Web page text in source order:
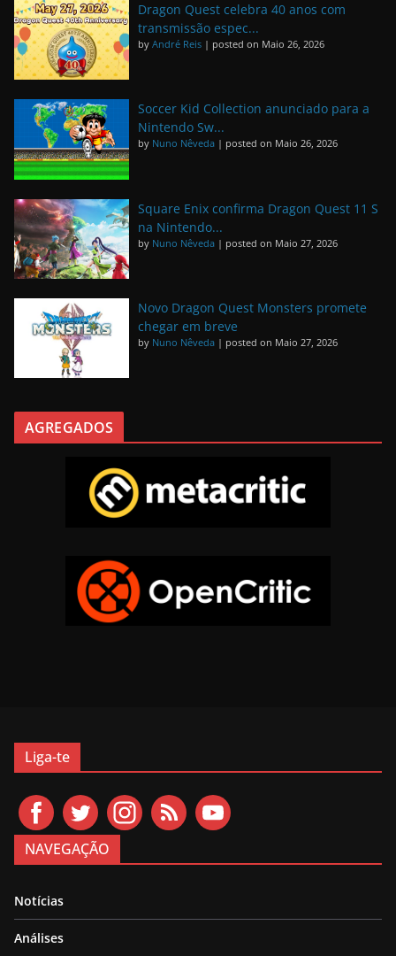
Dragon Quest celebra 40 anos com
transmissão espec...
by André Reis | posted on Maio 26, 2026
Soccer Kid Collection anunciado para a
Nintendo Sw...
by Nuno Nêveda | posted on Maio 26, 2026
Square Enix confirma Dragon Quest 11 S
na Nintendo...
by Nuno Nêveda | posted on Maio 27, 2026
Novo Dragon Quest Monsters promete
chegar em breve
by Nuno Nêveda | posted on Maio 27, 2026
AGREGADOS
Liga-te
NAVEGAÇÃO
Notícias
Análises